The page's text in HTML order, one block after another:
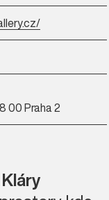
00 Praha 2
Kláry